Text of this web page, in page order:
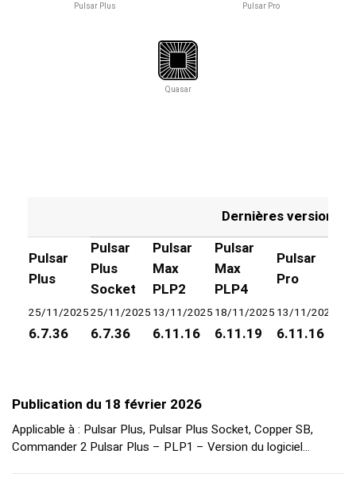
Pulsar Plus Pulsar Pro
Quasar
Dernières versions
Pulsar
Plus
Pulsar
Plus
Socket
Pulsar
Max
PLP2
Pulsar
Max
PLP4
Pulsar
Pro
25/11/202525/11/2025 13/11/2025 18/11/2025 13/11/2025
6.7.36 6.7.36 6.11.16 6.11.19 6.11.16
Publication du 18 février 2026
Applicable à : Pulsar Plus, Pulsar Plus Socket, Copper SB,
Commander 2 Pulsar Plus – PLP1 – Version du logiciel…